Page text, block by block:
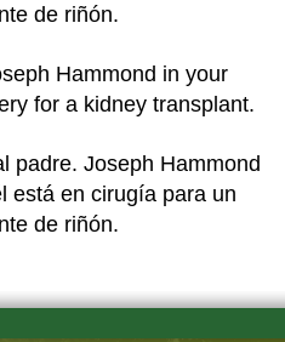
de riñón.
Hammond in your
for a kidney transplant.
padre. Joseph Hammond
está en cirugía para un
de riñón.